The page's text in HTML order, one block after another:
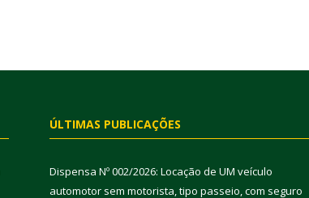
ÚLTIMAS PUBLICAÇÕES
Dispensa Nº 002/2026: Locação de UM veículo
automotor sem motorista, tipo passeio, com seguro